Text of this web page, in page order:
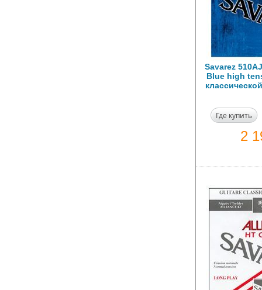
Savarez
Blue high
Где купить
2